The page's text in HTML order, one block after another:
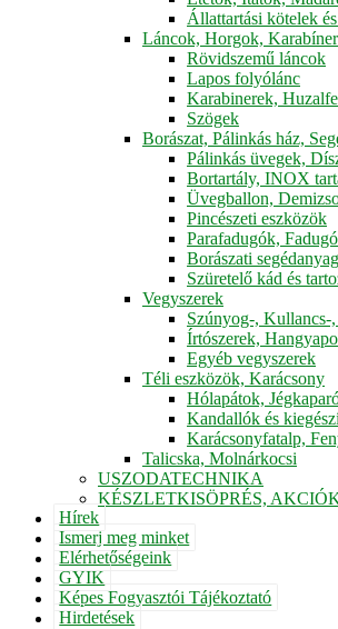
Állattartási kötelek
Láncok, Horgok,
Rövidszemű láncok
Lapos folyólánc
Karabinerek,
Szögek
Borászat, Pálinkás ház,
Pálinkás üvegek,
Bortartály, INOX
Üvegballon,
Pincészeti eszközök
Parafadugók,
Borászati
Szüretelő kád és
Vegyszerek
Szúnyog-, Kullancs-
Írtószerek,
Egyéb vegyszerek
Téli eszközök, Karácsony
Hólapátok,
Kandallók és
Karácsonyfatalp,
Talicska, Molnárkocsi
USZODATECHNIKA
KÉSZLETKISÖPRÉS,
Hírek
Ismerj meg minket
Elérhetőségeink
GYIK
Képes Fogyasztói Tájékoztató
Hirdetések